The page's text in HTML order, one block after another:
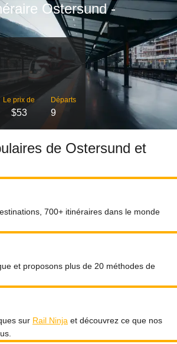
Ostersund -
Le prix de
$53
Départs
9
de Ostersund et
700+ itinéraires dans le monde
et proposons plus de 20 méthodes de
sur Rail Ninja et découvrez ce que nos